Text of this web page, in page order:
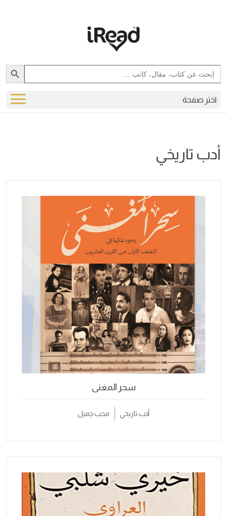
Search
for:
Search Button
اختر صفحة
أدب تاريخي
سحر المغنى
أدب تاريخي محب جميل